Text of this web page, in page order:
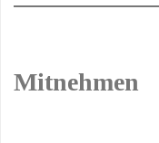
Mitnehmen